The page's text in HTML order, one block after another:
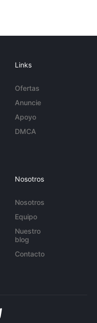
Links
Ofertas
Anuncie
Apoyo
DMCA
Nosotros
Nosotros
Equipo
Nuestro
blog
Contacto